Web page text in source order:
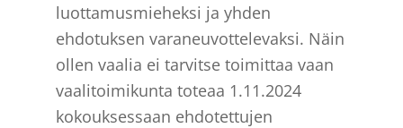
luottamusmieheksi ja yhden
ehdotuksen varaneuvottelevaksi. Näin
ollen vaalia ei tarvitse toimittaa vaan
vaalitoimikunta toteaa 1.11.2024
kokouksessaan ehdotettujen